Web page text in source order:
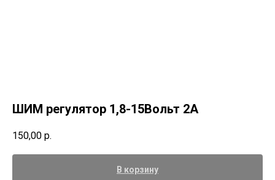
ШИМ регулятор 1,8-15Вольт 2А
150,00 р.
В корзину